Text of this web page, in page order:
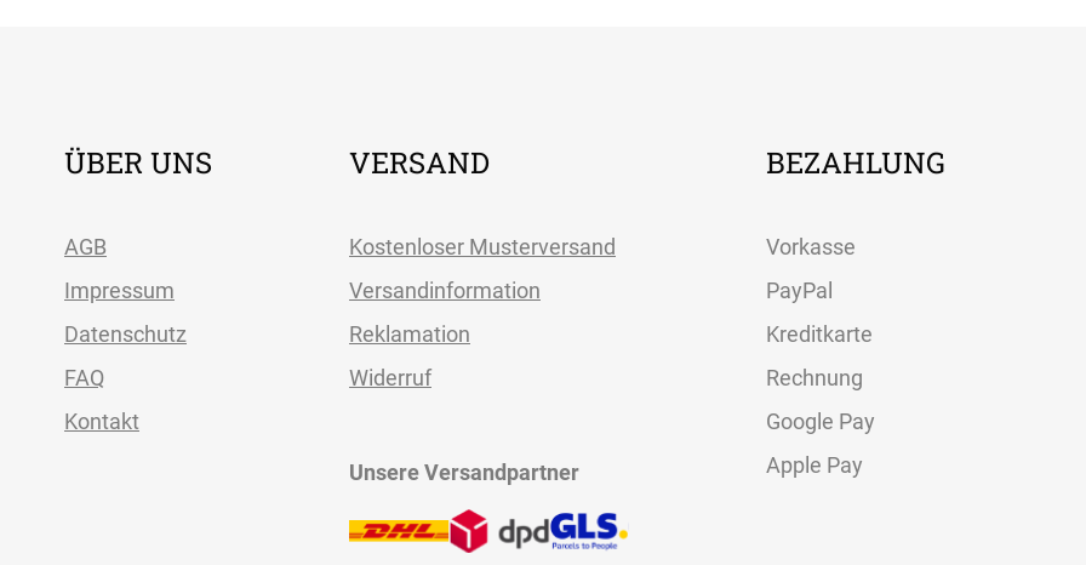
ÜBER UNS
AGB
Impressum
Datenschutz
FAQ
Kontakt
VERSAND
Kostenloser Musterversand
Versandinformation
Reklamation
Widerruf
Unsere Versandpartner
BEZAHLUNG
Vorkasse
PayPal
Kreditkarte
Rechnung
Google Pay
Apple Pay